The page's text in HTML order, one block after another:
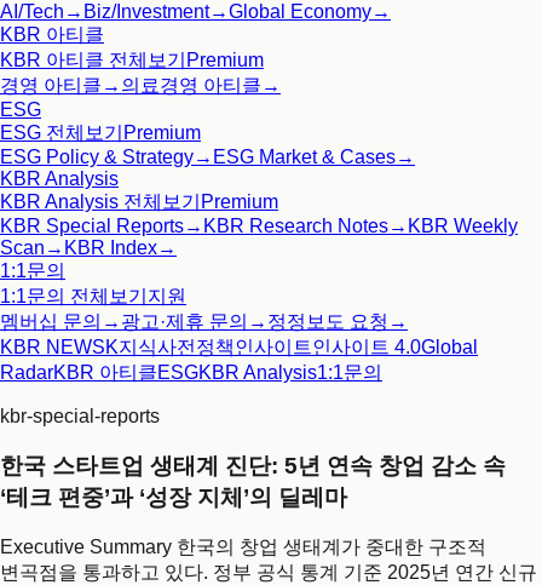
AI/Tech → Biz/Investment→Global Economy→
KBR 아티클
KBR 아티클 전체보기 Premium
경영 아티클 → 의료경영 아티클 →
ESG
ESG 전체보기 Premium
ESG Policy & Strategy→ ESG Market & Cases→
KBR Analysis
KBR Analysis 전체보기 Premium
KBR Special Reports→ KBR Research Notes→ KBR Weekly
Scan → KBR Index→
1:1문의
1:1문의 전체보기 지원
멤버십 문의 → 광고·제휴 문의 → 정정보도 요청 →
KBR NEWSK지식사전 정책인사이트인사이트 4.0Global
RadarKBR 아티클ESGKBR Analysis1:1문의
kbr-special-reports
한국 스타트업 생태계 진단: 5년 연속 창업 감소 속
‘테크 편중’과 ‘성장 지체’의 딜레마
Executive Summary 한국의 창업 생태계가 중대한 구조적
변곡점을 통과하고 있다. 정부 공식 통계 기준 2025년 연간 신규